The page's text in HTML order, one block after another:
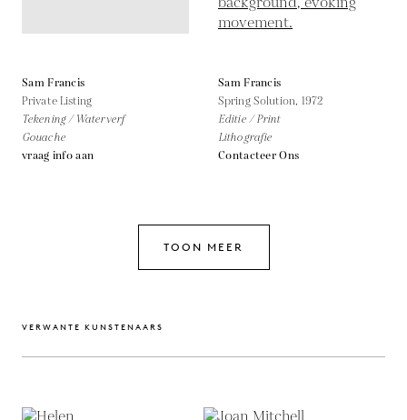
Sam Francis
Private Listing
Tekening / Waterverf
Gouache
vraag info aan
Sam Francis
Spring Solution, 1972
Editie / Print
Lithografie
Contacteer Ons
TOON MEER
VERWANTE KUNSTENAARS